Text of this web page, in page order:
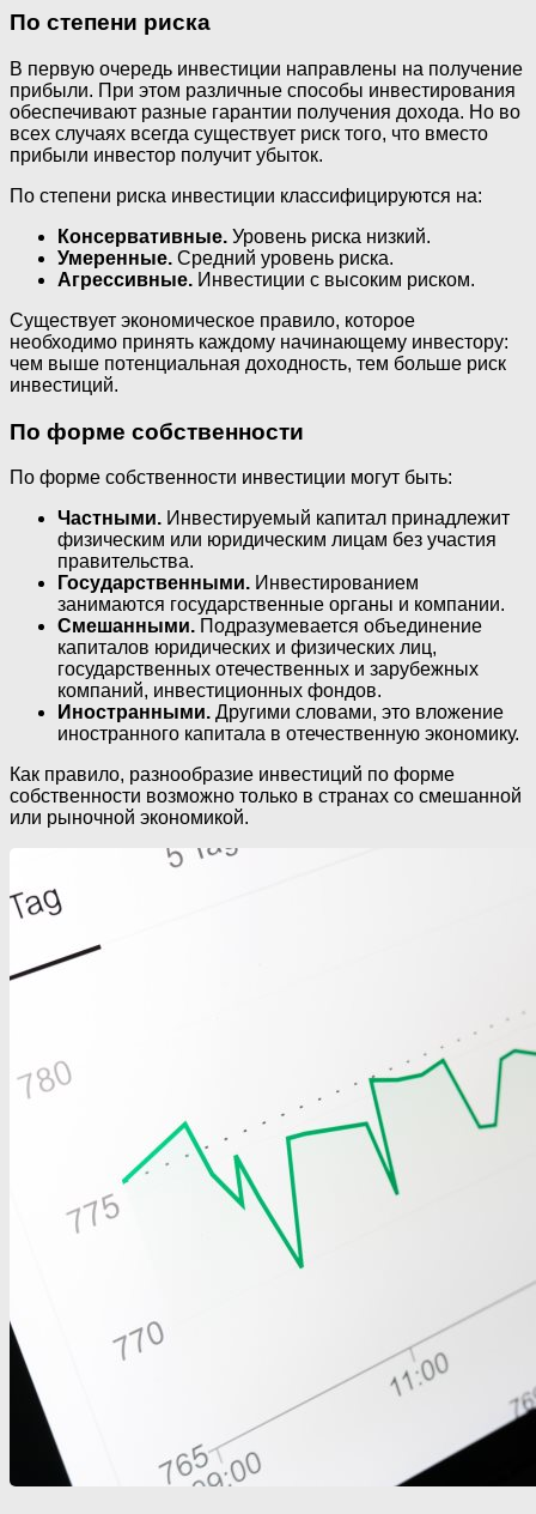
По степени риска
В первую очередь инвестиции направлены на получение
прибыли. При этом различные способы инвестирования
обеспечивают разные гарантии получения дохода. Но во
всех случаях всегда существует риск того, что вместо
прибыли инвестор получит убыток.
По степени риска инвестиции классифицируются на:
Консервативные. Уровень риска низкий.
Умеренные. Средний уровень риска.
Агрессивные. Инвестиции с высоким риском.
Существует экономическое правило, которое
необходимо принять каждому начинающему инвестору:
чем выше потенциальная доходность, тем больше риск
инвестиций.
По форме собственности
По форме собственности инвестиции могут быть:
Частными. Инвестируемый капитал принадлежит
физическим или юридическим лицам без участия
правительства.
Государственными. Инвестированием
занимаются государственные органы и компании.
Смешанными. Подразумевается объединение
капиталов юридических и физических лиц,
государственных отечественных и зарубежных
компаний, инвестиционных фондов.
Иностранными. Другими словами, это вложение
иностранного капитала в отечественную экономику.
Как правило, разнообразие инвестиций по форме
собственности возможно только в странах со смешанной
или рыночной экономикой.